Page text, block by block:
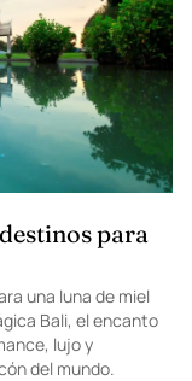
para
una luna de miel
Bali, el encanto
lujo y
del mundo.